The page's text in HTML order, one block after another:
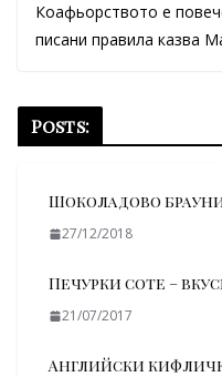
Коафьорството е
писани правила казва
Posts:
Шоколадово
27/12/2018
Печурки соте –
21/07/2017
Aнглийски